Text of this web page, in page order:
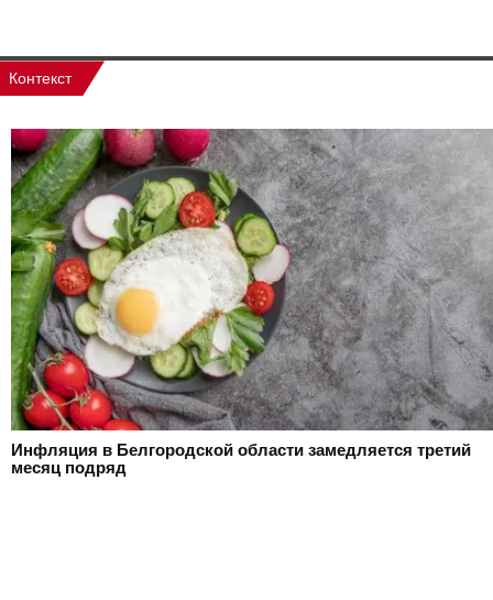
Контекст
Инфляция в Белгородской области замедляется третий
месяц подряд